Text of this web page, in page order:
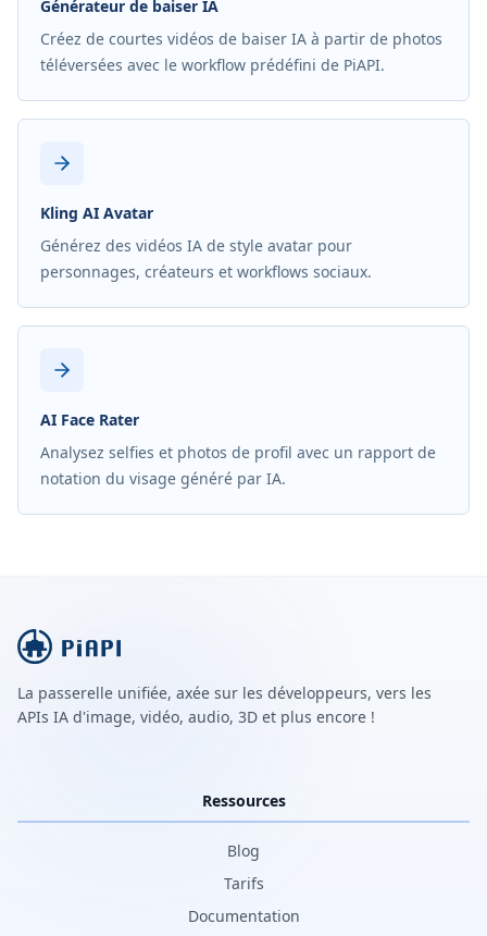
Générateur de baiser IA
Créez de courtes vidéos de baiser IA à partir de photos
téléversées avec le workflow prédéfini de PiAPI.
Kling AI Avatar
Générez des vidéos IA de style avatar pour
personnages, créateurs et workflows sociaux.
AI Face Rater
Analysez selfies et photos de profil avec un rapport de
notation du visage généré par IA.
La passerelle unifiée, axée sur les développeurs, vers les
APIs IA d'image, vidéo, audio, 3D et plus encore !
Ressources
Blog
Tarifs
Documentation